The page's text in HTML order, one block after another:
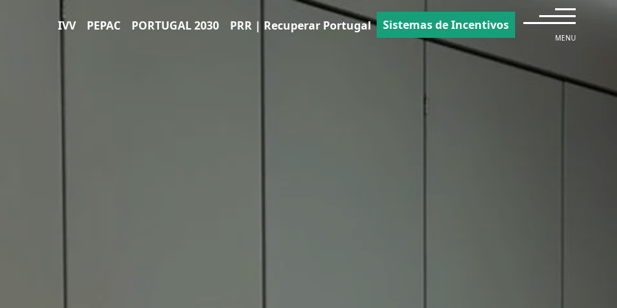
IVV PEPAC PORTUGAL 2030 PRR | Recuperar Portugal Sistemas de Incentivos
MENU